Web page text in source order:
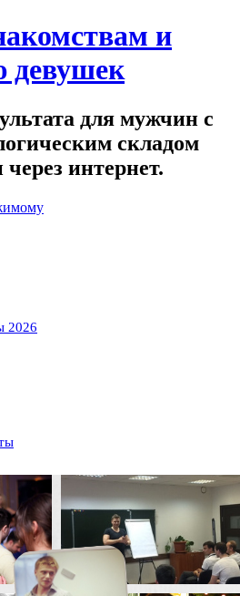
и
девушек
для мужчин с
складом
интернет.
2026